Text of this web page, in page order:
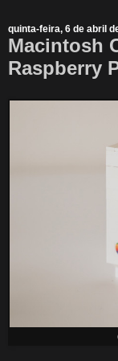
quinta-feira, 6 de abril
Macintosh
Raspberry